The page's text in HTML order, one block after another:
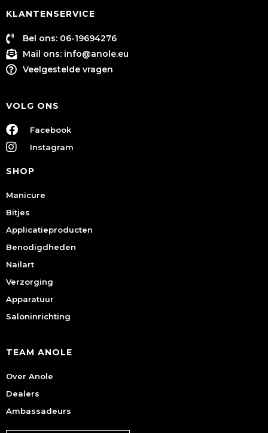
KLANTENSERVICE
Bel ons: 06-19694276
Mail ons: info@anole.eu
Veelgestelde vragen
VOLG ONS
Facebook
Instagram
SHOP
Manicure
Bitjes
Applicatieproducten
Benodigdheden
Nailart
Verzorging
Apparatuur
Saloninrichting
TEAM ANOLE
Over Anole
Dealers
Ambassadeurs